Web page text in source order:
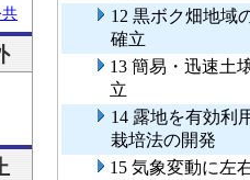
12 黒ボク畑地域
確立
13 簡易・迅速土
立
14 露地を有効利
栽培法の開発
15 気象変動に左